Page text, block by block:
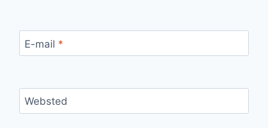
E-mail *
Websted